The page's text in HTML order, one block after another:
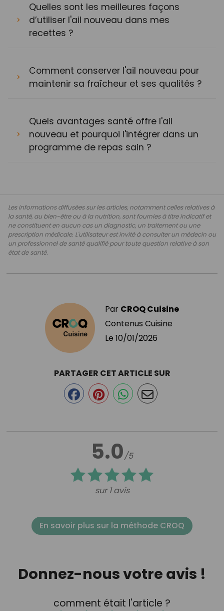
Quelles sont les meilleures façons
d’utiliser l'ail nouveau dans mes
recettes ?
Comment conserver l'ail nouveau pour
maintenir sa fraîcheur et ses qualités ?
Quels avantages santé offre l'ail
nouveau et pourquoi l'intégrer dans un
programme de repas sain ?
Les informations diffusées sur les articles, notamment celles relatives à
la santé, au bien-être ou à la nutrition, sont fournies à titre indicatif et
ne constituent en aucun cas un diagnostic, un traitement ou une
prescription médicale. L'utilisateur est invité à consulter un médecin ou
un professionnel de santé qualifié pour toute question relative à son
état de santé.
Par CROQ Cuisine
Contenus Cuisine
Le 10/01/2026
5.0/5
sur 1 avis
PARTAGER CET ARTICLE SUR
En savoir plus sur la méthode CROQ
Donnez-nous votre avis !
comment était l'article ?